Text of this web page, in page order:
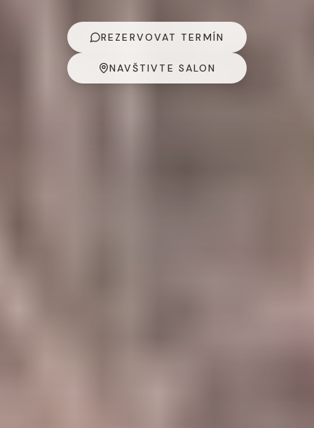
REZERVOVAT TERMÍN
NAVŠTIVTE SALON